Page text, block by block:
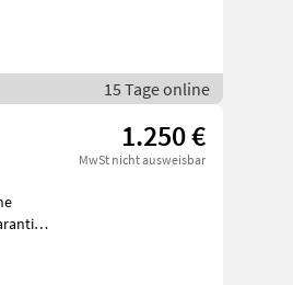
15 Tage online
1.250 €
MwSt nicht ausweisbar